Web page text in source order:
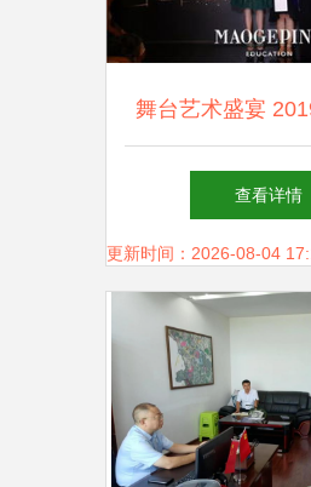
舞台艺术盛宴
州毛戈平形象设计
造型全科班毕业发
查看详情
更新时间：2026-08-04